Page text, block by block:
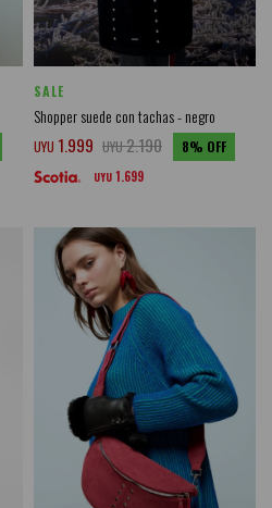
SALE
Shopper suede con tachas - negro
UYU 1.999 UYU2.190 8
UYU 1.699